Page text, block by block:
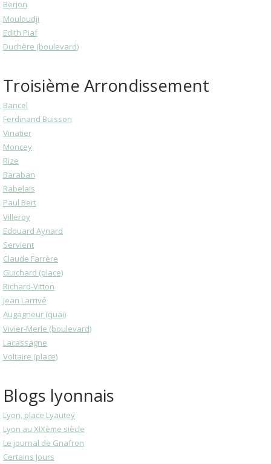
Berjon
Mouloudji
Edith Piaf
Duchère (boulevard)
Troisième Arrondissement
Bancel
Ferdinand Buisson
Vinatier
Moncey
Rize
Baraban
Rabelais
Paul Bert
Villeroy
Edouard Aynard
Servient
Claude Farrère
Guichard (place)
Richard-Vitton
Jean Larrivé
Augagneur (quai)
Vivier-Merle (boulevard)
Lacassagne
Voltaire (place)
Blogs lyonnais
Lyon, place Lyautey
Lyon au XIXème siècle
Le journal de Gnafron
Certains Jours